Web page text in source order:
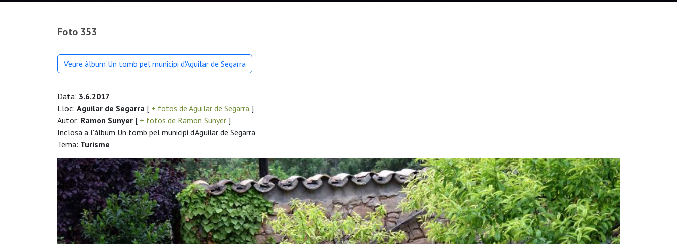
Foto 353
Veure àlbum Un tomb pel municipi d'Aguilar de Segarra
Data: 3.6.2017
Lloc: Aguilar de Segarra [ + fotos de Aguilar de Segarra ]
Autor: Ramon Sunyer [ + fotos de Ramon Sunyer ]
Inclosa a l'àlbum Un tomb pel municipi d'Aguilar de Segarra
Tema: Turisme